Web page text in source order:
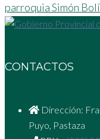
parroquia Simón
CONTACTOS
Dirección:
Puyo, Pastaza